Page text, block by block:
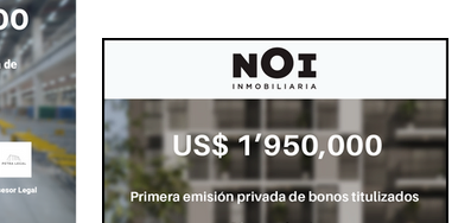
Estructurador y Lau-Tam & Walde como